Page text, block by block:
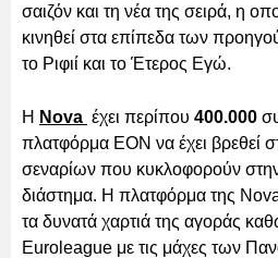
σαιζόν και τη νέα της σειρά, η
κινηθεί στα επίπεδα των
το Ριφιί και το Έτερος Εγώ.
Η Nova έχει περίπου 400.000
πλατφόρμα EON να έχει βρεθεί
σεναρίων που κυκλοφορούν στην
διάστημα. Η πλατφόρμα της
τα δυνατά χαρτιά της αγοράς
Euroleague με τις μάχες των